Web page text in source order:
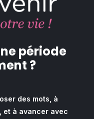
période
?
des mots, à
et à avancer avec